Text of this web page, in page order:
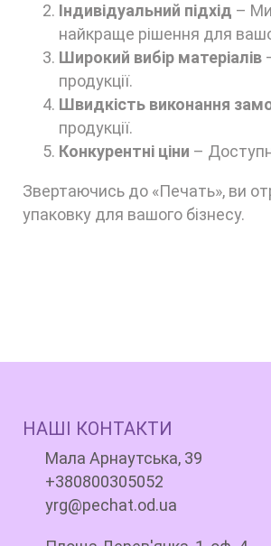
Індивідуальний підхід –
найкраще рішення для
Широкий вибір матеріалів
продукції.
Швидкість виконання
продукції.
Конкурентні ціни –
Звертаючись до «Печать», ви
упаковку для вашого бізнесу.
НАШІ КОНТАКТИ
Мала Арнаутська, 39
+380800305052
yrg@pechat.od.ua